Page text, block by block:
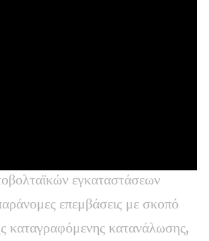
εγκαταστάσεων
επεμβάσεις με σκοπό
καταγραφόμενης κατανάλωσης,